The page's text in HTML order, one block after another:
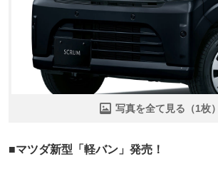
写真を全て見る（1枚）
■マツダ新型「軽バン」発売！